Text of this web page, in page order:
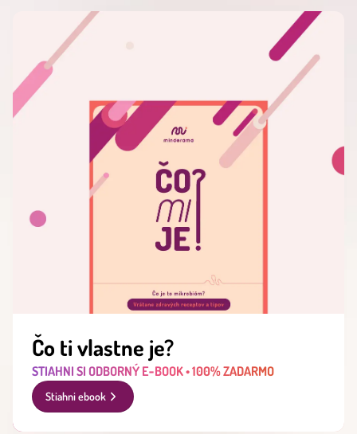
Čo ti vlastne je?
STIAHNI SI ODBORNÝ E‑BOOK • 100% ZADARMO
Stiahni ebook